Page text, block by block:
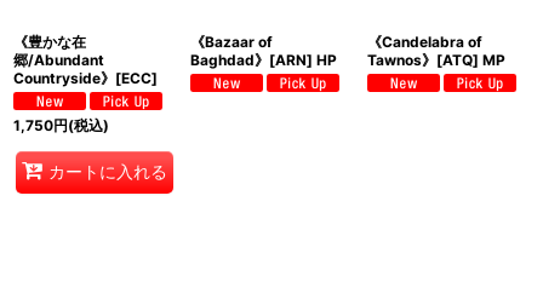
《豊かな在
郷/Abundant
Countryside》[ECC]
1,750円(税込)
カートに入れる
《Bazaar of
Baghdad》[ARN] HP
《Candelabra of
Tawnos》[ATQ] MP